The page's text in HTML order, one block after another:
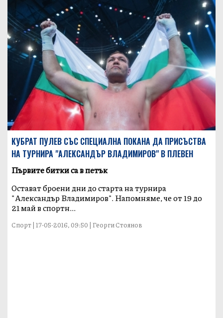
КУБРАТ ПУЛЕВ СЪС СПЕЦИАЛНА ПОКАНА ДА ПРИСЪСТВА
НА ТУРНИРА "АЛЕКСАНДЪР ВЛАДИМИРОВ" В ПЛЕВЕН
Първите битки са в петък
Oстават броени дни до старта на турнира
"Александър Владимиров". Напомняме, че от 19 до
21 май в спортн...
Спорт | 17-05-2016, 09:50 | Георги Стоянов